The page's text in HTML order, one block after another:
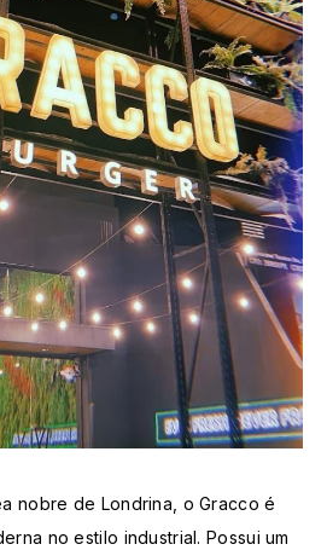
nobre de Londrina, o Gracco é
no estilo industrial. Possui um